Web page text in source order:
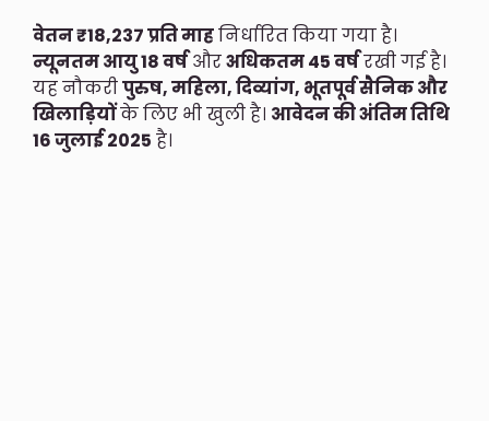
वेतन ₹18,237 प्रति माहनिर्धारित किया गया है।
न्यूनतम आयु 18 वर्षऔरअधिकतम 45 वर्षरखी गई है।
यह नौकरीपुरुष, महिला, दिव्यांग, भूतपूर्व सैनिक और
खिलाड़ियोंके लिए भी खुली है। आवेदन की अंतिम तिथि
16 जुलाई 2025 है।